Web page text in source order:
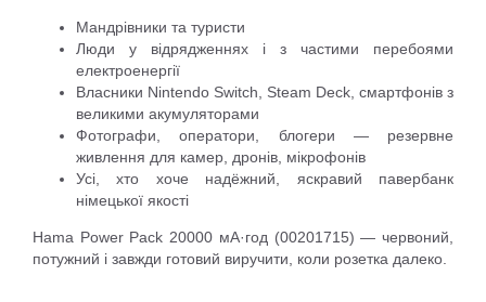
Мандрівники та туристи
Люди у відрядженнях і з частими перебоями
електроенергії
Власники Nintendo Switch, Steam Deck, смартфонів з
великими акумуляторами
Фотографи, оператори, блогери — резервне
живлення для камер, дронів, мікрофонів
Усі, хто хоче надёжний, яскравий павербанк
німецької якості
Hama Power Pack 20000 мА·год (00201715) — червоний,
потужний і завжди готовий виручити, коли розетка далеко.